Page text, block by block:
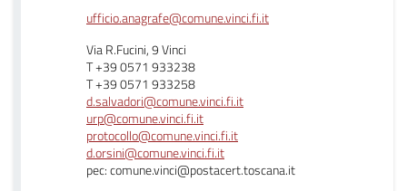
ufficio.anagrafe@comune.vinci.fi.it
Via R.Fucini, 9 Vinci
T +39 0571 933238
T +39 0571 933258
d.salvadori@comune.vinci.fi.it
urp@comune.vinci.fi.it
protocollo@comune.vinci.fi.it
d.orsini@comune.vinci.fi.it
pec: comune.vinci@postacert.toscana.it